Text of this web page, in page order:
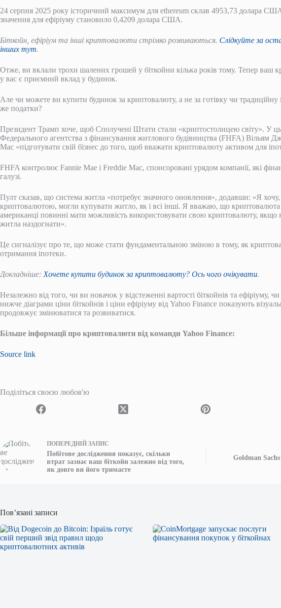
24 серпня 2025 року історичний максимум для ethereum склав 4953,73 долара
значення для ефіріуму становило 0,4209 долара США.
Біткойн, ефіріум та інші криптовалюти стрімко розвиваються. Слідкуйте за
інших тут.
Отже, ви вклали трохи шалених грошей у біткойни кілька років тому. Тепер ваш
у вас є приємний вклад у будинок.
Але чи можете ви купити будинок за криптовалюту, а не за готівку чи
же податки?
Президент Трамп хоче, щоб Сполучені Штати стали «криптостолицею світу». У
Федерального агентства з фінансування житлового будівництва (FHFA) Вільям
Mac «підготувати свій бізнес до того, щоб вважати криптовалюту активом для
FHFA контролює Fannie Mae і Freddie Mac, спонсоровані урядом компанії, які
галузі.
Пулт сказав, що система житла «потребує значного оновлення», додавши: «Я
криптовалютою, могли купувати житло, як і всі інші. Я вважаю, що
американці повинні мати можливість використовувати свою криптовалюту, якщо
житла наздогнати».
Це сигналізує про те, що може стати фундаментальною зміною в тому, як
отримання іпотеки.
Докладніше: Хочете купити будинок за криптовалюту? Ось чого очікувати.
Незалежно від того, чи ви новачок у відстеженні вартості біткойнів та ефіріуму,
нижче діаграми ціни біткойнів і ціни ефіріуму від Yahoo Finance показують
продовжує змінюватися та розвиватися.
Більше інформації про криптовалюти від команди Yahoo Finance:
Source link
Поділіться своєю любов'ю
ПОПЕРЕДНІЙ ЗАПИС
Побітове дослідження показує, скільки
втрат зазнає ваш біткойн залежно від того,
як довго ви його тримаєте
Goldman
Пов’язані записи